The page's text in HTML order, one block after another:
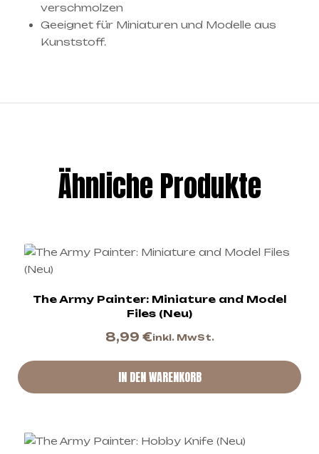
verschmolzen
Geeignet für Miniaturen und Modelle aus
Kunststoff.
Ähnliche Produkte
The Army Painter: Miniature and Model
Files (Neu)
8,99 €inkl. MwSt.
IN DEN WARENKORB